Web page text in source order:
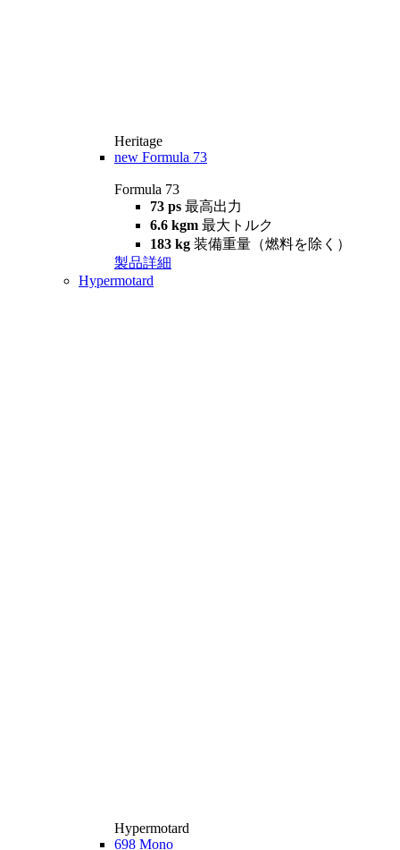
Heritage
new Formula 73
Formula 73
73 ps 最高出力
6.6 kgm 最大トルク
183 kg 装備重量（燃料を除く）
製品詳細
Hypermotard
Hypermotard
698 Mono